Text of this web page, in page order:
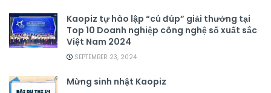
Kaopiz tự hào lập “cú đúp” giải thưởng tại
Top 10 Doanh nghiệp công nghệ số xuất sắc
Việt Nam 2024
SEPTEMBER 23, 2024
Mừng sinh nhật Kaopiz